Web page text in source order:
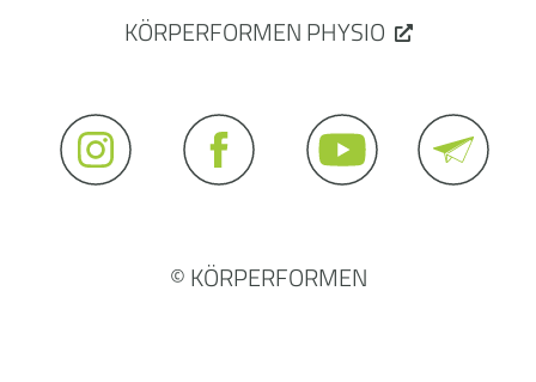
KÖRPERFORMEN PHYSIO
© KÖRPERFORMEN